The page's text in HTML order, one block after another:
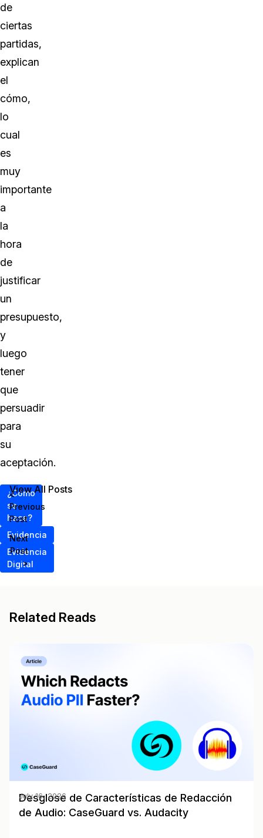
de
ciertas
partidas,
explican
el
cómo,
lo
cual
es
muy
importante
a
la
hora
de
justificar
un
presupuesto,
y
luego
tener
que
persuadir
para
su
aceptación.
¿Cómo
se
hace?
Evidencia
Evidencia
Digital
<
Previous
Post
Next
Post
>
View All Posts
Related Reads
Desglose de Características de Redacción
de Audio: CaseGuard vs. Audacity
July 16, 2026